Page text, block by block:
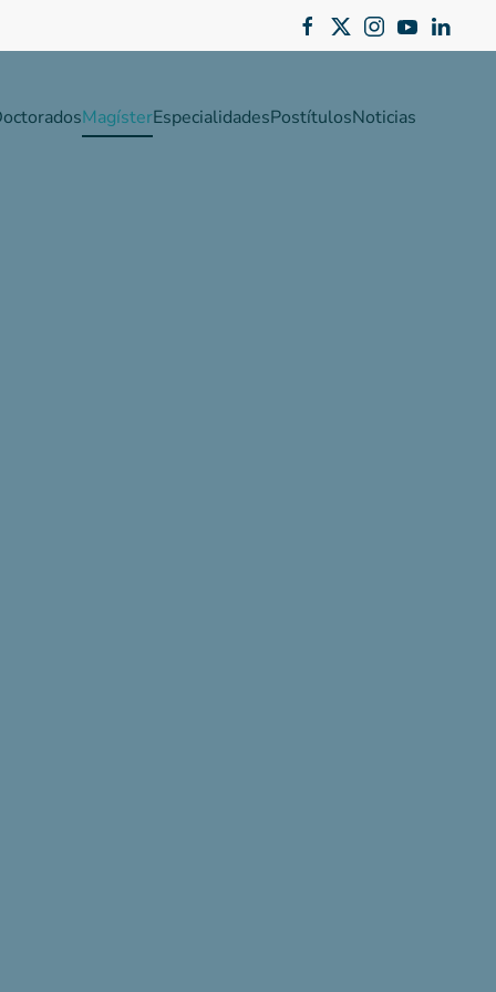
MagísterEspecialidadesPostítulosNoticias